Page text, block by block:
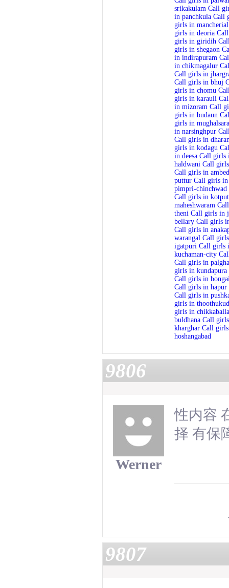
srikakulam Call
in panchkula Call
girls in mancherial
girls in deoria
girls in giridih
girls in shegaon
in indirapuram
in chikmagalur
Call girls in
Call girls in bhuj
girls in chomu
girls in karauli
in mizoram Call
girls in budaun
girls in
in narsinghpur
Call girls in
girls in kodagu
in deesa Call girls
haldwani Call
Call girls in
puttur Call girls
pimpri-chinchwad
Call girls in
maheshwaram
theni Call girls in
bellary Call girls
Call girls in
warangal Call
igatpuri Call girls
kuchaman-city
Call girls in
girls in kundapura
Call girls in
Call girls in hapur
Call girls in
girls in
girls in
buldhana Call
kharghar Call
hoshangabad
9806
Werner
性内容
择 有保
9807